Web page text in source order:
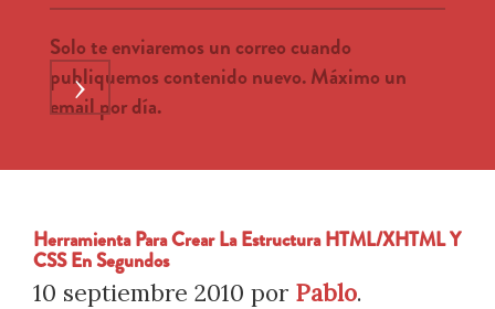
Solo te enviaremos un correo cuando
publiquemos contenido nuevo. Máximo un
email por día.
›
Herramienta Para Crear La Estructura HTML/xHTML Y
CSS En Segundos
10 septiembre 2010 por Pablo.